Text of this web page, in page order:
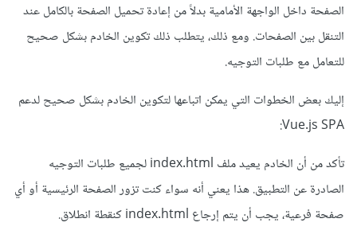
الصفحة داخل الواجهة الأمامية بدلاً من إعادة تحميل الصفحة بالكامل عند
التنقل بين الصفحات. ومع ذلك، يتطلب ذلك تكوين الخادم بشكل صحيح
للتعامل مع طلبات التوجيه.
إليك بعض الخطوات التي يمكن اتباعها لتكوين الخادم بشكل صحيح لدعم
Vue.js SPA:
تأكد من أن الخادم يعيد ملف index.html لجميع طلبات التوجيه
الصادرة عن التطبيق. هذا يعني أنه سواء كنت تزور الصفحة الرئيسية أو أي
صفحة فرعية، يجب أن يتم إرجاع index.html كنقطة انطلاق.